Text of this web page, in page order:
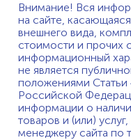
Внимание! Вся
на сайте,
внешнего вида,
стоимости и прочих
информационный
не является
положениями Статьи
Российской
информации о
товаров и (или)
менеджеру сайта по